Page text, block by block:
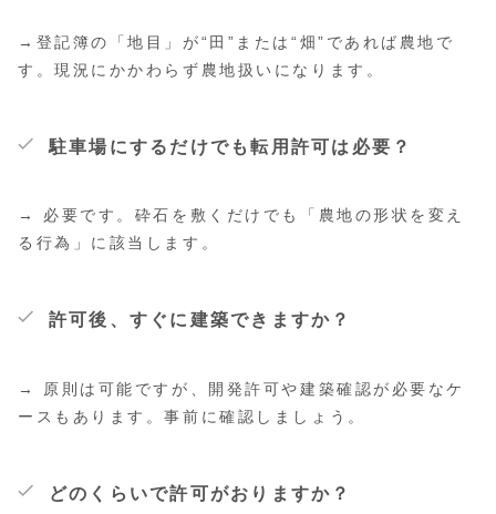
→登記簿の「地目」が“田”または“畑”であれば農地で
す。現況にかかわらず農地扱いになります。
駐車場にするだけでも転用許可は必要？
→ 必要です。砕石を敷くだけでも「農地の形状を変え
る行為」に該当します。
許可後、すぐに建築できますか？
→ 原則は可能ですが、開発許可や建築確認が必要なケ
ースもあります。事前に確認しましょう。
どのくらいで許可がおりますか？